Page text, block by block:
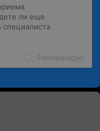
Рекомендую